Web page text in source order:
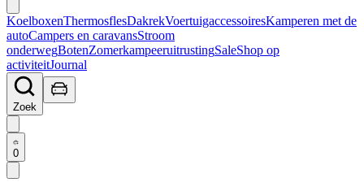
KoelboxenThermosflesDakrekVoertuigaccessoiresKamperen met de
autoCampers en caravansStroom
onderwegBotenZomerkampeeruitrustingSaleShop op
activiteitJournal
Zoek
0